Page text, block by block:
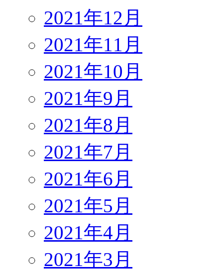
2021年12月
2021年11月
2021年10月
2021年9月
2021年8月
2021年7月
2021年6月
2021年5月
2021年4月
2021年3月